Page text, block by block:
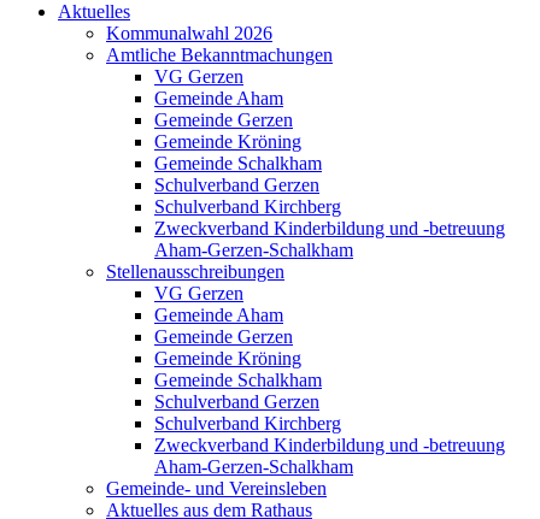
Aktuelles
Kommunalwahl 2026
Amtliche Bekanntmachungen
VG Gerzen
Gemeinde Aham
Gemeinde Gerzen
Gemeinde Kröning
Gemeinde Schalkham
Schulverband Gerzen
Schulverband Kirchberg
Zweckverband Kinderbildung und -betreuung
Aham-Gerzen-Schalkham
Stellenausschreibungen
VG Gerzen
Gemeinde Aham
Gemeinde Gerzen
Gemeinde Kröning
Gemeinde Schalkham
Schulverband Gerzen
Schulverband Kirchberg
Zweckverband Kinderbildung und -betreuung
Aham-Gerzen-Schalkham
Gemeinde- und Vereinsleben
Aktuelles aus dem Rathaus